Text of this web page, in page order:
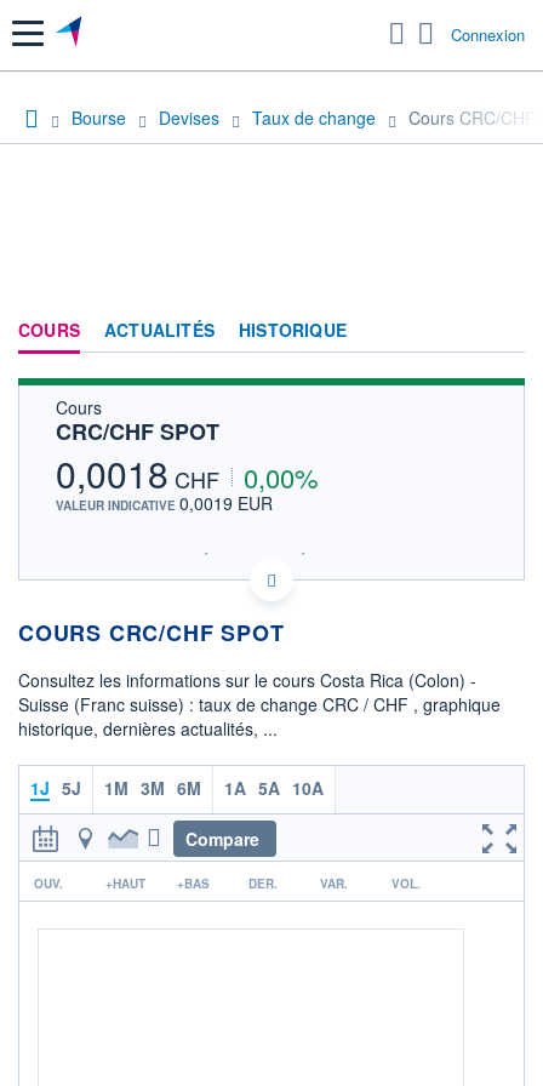
Menu Connexion
Bourse Devises Taux de change Cours CRC/CHF
COURS ACTUALITÉS HISTORIQUE
Cours
CRC/CHF SPOT
0,0018 CHF 0,00%
VALEUR INDICATIVE 0,0019 EUR
SIX - FOREX 2 DONNÉES TEMPS RÉEL
Politique d'exécution
0,00178
OUVERTURE
0,0018
CLÔTURE VEILLE
0,0018 0,0018
COTATION SPÉCIFIQUE
COURS CRC/CHF SPOT
Consultez les informations sur le cours Costa Rica (Colon) -
Suisse (Franc suisse) : taux de change CRC / CHF , graphique
historique, dernières actualités, ...
1J 5J 1M 3M 6M 1A 5A 10A
Compare
r
OUV. +HAUT +BAS DER. VAR. VOL.